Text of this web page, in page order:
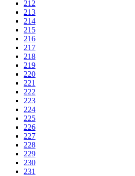
212
213
214
215
216
217
218
219
220
221
222
223
224
225
226
227
228
229
230
231